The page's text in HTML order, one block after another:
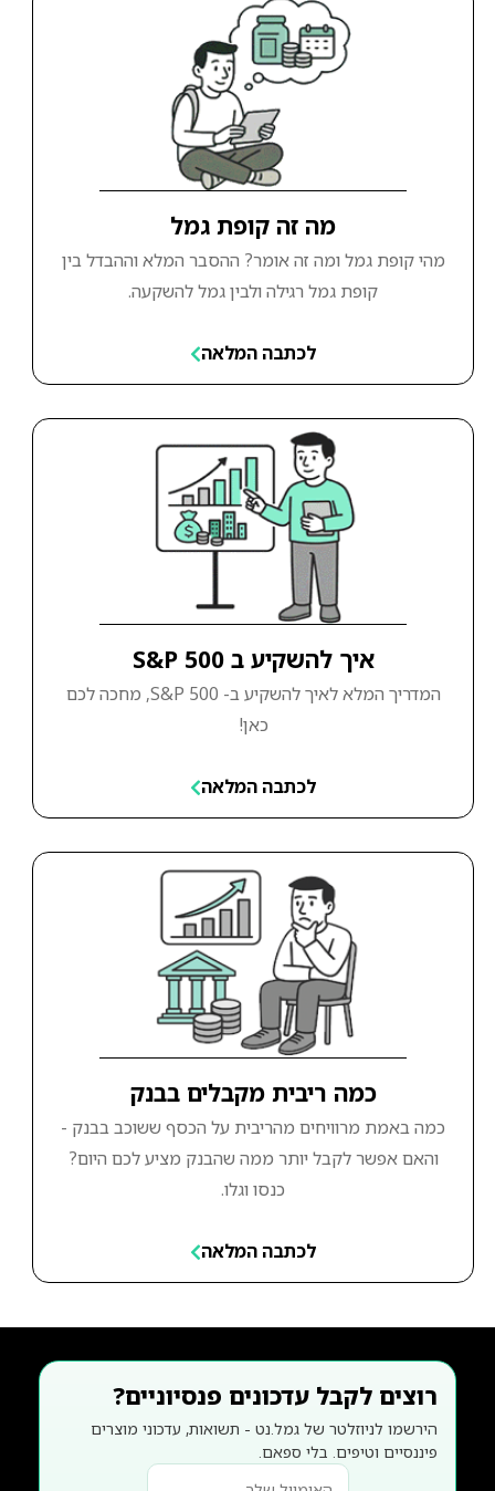
מה זה קופת גמל
מהי קופת גמל ומה זה אומר? ההסבר המלא וההבדל בין
קופת גמל רגילה ולבין גמל להשקעה.
לכתבה המלאה
איך להשקיע ב S&P 500
המדריך המלא לאיך להשקיע ב- S&P 500, מחכה לכם
כאן!
לכתבה המלאה
כמה ריבית מקבלים בבנק
כמה באמת מרוויחים מהריבית על הכסף ששוכב בבנק -
והאם אפשר לקבל יותר ממה שהבנק מציע לכם היום?
כנסו וגלו.
לכתבה המלאה
רוצים לקבל עדכונים פנסיוניים?
הירשמו לניוזלטר של גמל.נט - תשואות, עדכוני מוצרים
פיננסיים וטיפים. בלי ספאם.